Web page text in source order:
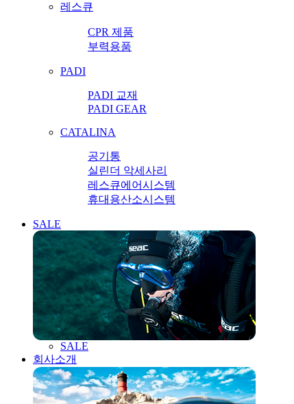
레스큐
CPR 제품
부력용품
PADI
PADI 교재
PADI GEAR
CATALINA
공기통
실린더 악세사리
레스큐에어시스템
휴대용산소시스템
SALE
SALE
회사소개